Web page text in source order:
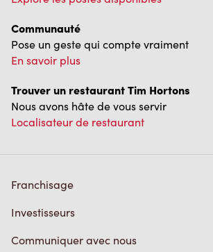
Communauté
Pose un geste qui compte vraiment
En savoir plus
Trouver un restaurant Tim Hortons
Nous avons hâte de vous servir
Localisateur de restaurant
Investisseurs
Communiquer avec nous
Foire aux questions